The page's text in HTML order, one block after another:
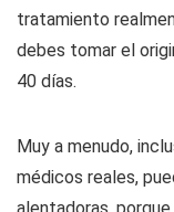
tratamiento
debes tomar el
40 días.
Muy a menudo,
médicos reales,